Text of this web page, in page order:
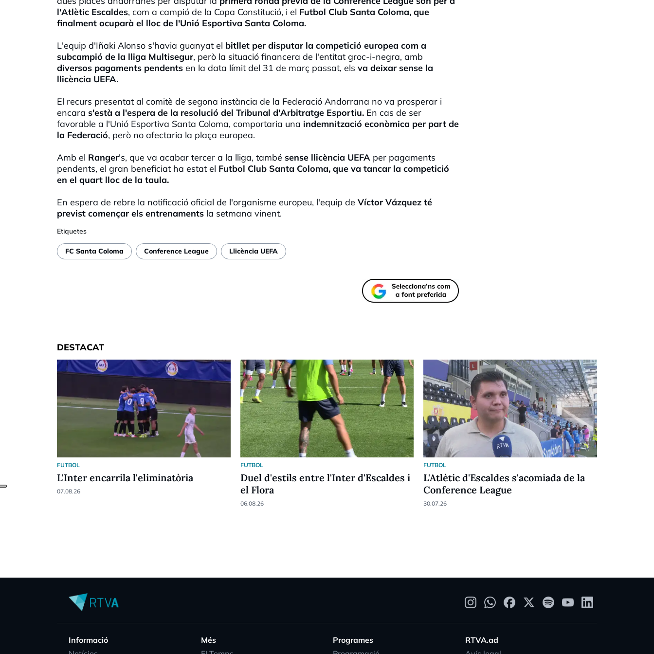
l'Atlètic Escaldes, com a campió de la Copa Constitució, i el Futbol Club Santa Coloma, que
finalment ocuparà el lloc de l'Unió Esportiva Santa Coloma.
L'equip d'Iñaki Alonso s'havia guanyat el bitllet per disputar la competició europea com a
subcampió de la lliga Multisegur, però la situació financera de l'entitat groc-i-negra, amb
diversos pagaments pendents en la data límit del 31 de març passat, els va deixar sense la
llicència UEFA.
El recurs presentat al comitè de segona instància de la Federació Andorrana no va prosperar i
encara s'està a l'espera de la resolució del Tribunal d'Arbitratge Esportiu. En cas de ser
favorable a l'Unió Esportiva Santa Coloma, comportaria una indemnització econòmica per part de
la Federació, però no afectaria la plaça europea.
Amb el Ranger's, que va acabar tercer a la lliga, també sense llicència UEFA per pagaments
pendents, el gran beneficiat ha estat el Futbol Club Santa Coloma, que va tancar la competició
en el quart lloc de la taula.
En espera de rebre la notificació oficial de l'organisme europeu, l'equip de Víctor Vázquez té
previst començar els entrenaments la setmana vinent.
Etiquetes
FC Santa Coloma Conference League Llicència UEFA
DESTACAT
FUTBOL
L'Inter encarrila l'eliminatòria
07.08.26
FUTBOL
Duel d'estils entre l'Inter d'Escaldes i
el Flora
06.08.26
FUTBOL
L'Atlètic d'Escaldes s'acomiada de la
Conference League
30.07.26
Informació
Més
Programes
RTVA.ad